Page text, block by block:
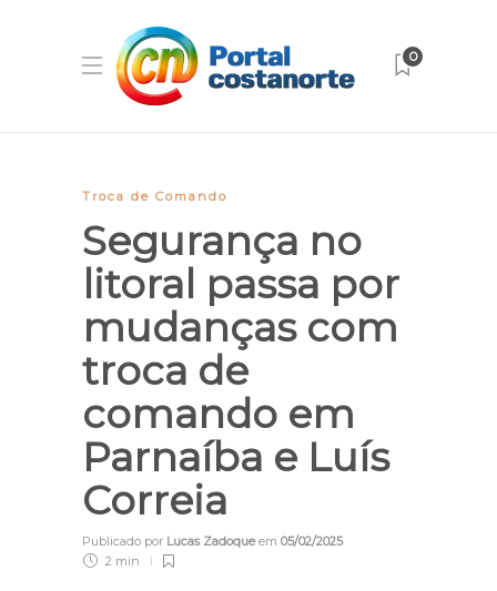
0
Troca de Comando
Segurança no
litoral passa por
mudanças com
troca de
comando em
Parnaíba e Luís
Correia
Publicado por Lucas Zadoqueem 05/02/2025
2 min